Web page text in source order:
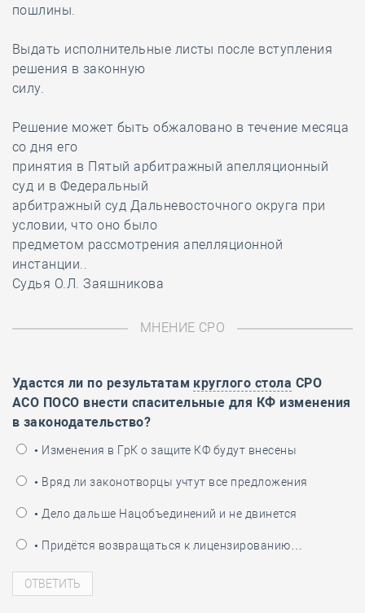
пошлины.
Выдать исполнительные листы после вступления
решения в законную
силу.
Решение может быть обжаловано в течение месяца
со дня его
принятия в Пятый арбитражный апелляционный
суд и в Федеральный
арбитражный суд Дальневосточного округа при
условии, что оно было
предметом рассмотрения апелляционной
инстанции..
Судья О.Л. Заяшникова
МНЕНИЕ СРО
Удастся ли по результатам круглого стола СРО
АСО ПОСО внести спасительные для КФ изменения
в законодательство?
• Изменения в ГрК о защите КФ будут внесены
• Вряд ли законотворцы учтут все предложения
• Дело дальше Нацобъединений и не двинется
• Придётся возвращаться к лицензированию…